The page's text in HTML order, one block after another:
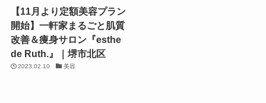
【11月より定額美容プラン
開始】一軒家まるごと肌質
改善＆痩身サロン『esthe
de Ruth.』｜堺市北区
2023.02.10 美容